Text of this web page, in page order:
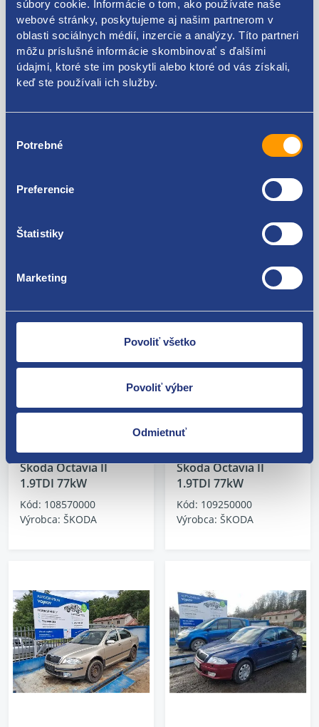
súbory cookie. Informácie o tom, ako používate naše
webové stránky, poskytujeme aj našim partnerom v
oblasti sociálnych médií, inzercie a analýzy. Títo partneri
môžu príslušné informácie skombinovať s ďalšími
údajmi, ktoré ste im poskytli alebo ktoré od vás získali,
keď ste používali ich služby.
súhlasu
Potrebné
Preferencie
Štatistiky
Marketing
Povoliť všetko
Povoliť výber
Odmietnuť
Kód: 89160000
Škoda Octavia II 1.9
Škoda Octavia II
1.9TDI 77kW
Kód: 108570000
Výrobca: ŠKODA
Škoda Octavia II
1.9TDI 77kW
Kód: 109250000
Výrobca: ŠKODA